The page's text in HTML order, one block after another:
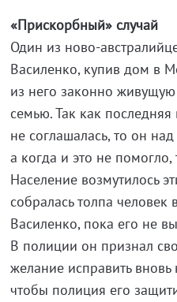
«Прискорбный» случай
Один из ново-
Василенко, купив дом в
из него законно
семью. Так как
не соглашалась, то он
а когда и это не
Население возмутилось
собралась толпа человек
Василенко, пока его не
В полиции он признал
желание исправить
чтобы полиция его